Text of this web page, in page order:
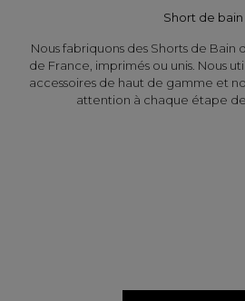
Short de bain
Nous fabriquons des Shorts de Bain
de France, imprimés ou unis. Nous
accessoires de haut de gamme et
attention à chaque étape